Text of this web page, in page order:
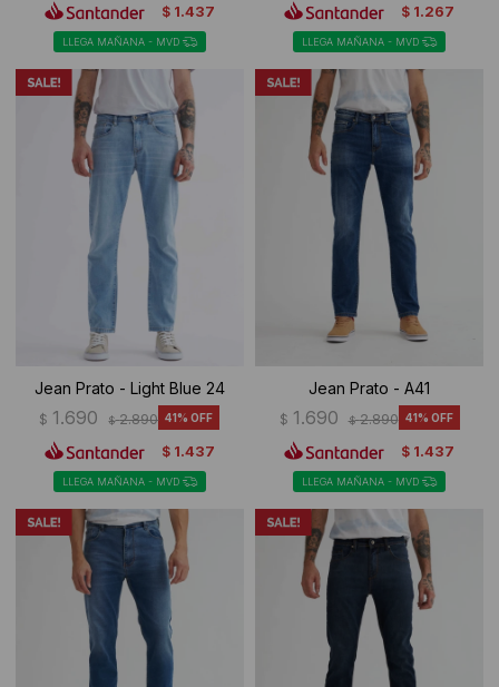
$ 1.437
LLEGA MAÑANA - MVD
$ 1.267
LLEGA MAÑANA - MVD
Jean Prato - Light Blue 24
$ 1.690 $ 2.890 41
$ 1.437
LLEGA MAÑANA - MVD
Jean Prato - A41
$ 1.690 $ 2.890 41
$ 1.437
LLEGA MAÑANA - MVD